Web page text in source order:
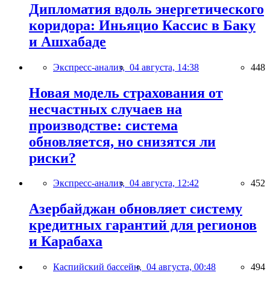
Дипломатия вдоль энергетического
коридора: Иньяцио Кассис в Баку
и Ашхабаде
Экспресс-анализ, 04 августа, 14:38 448
Новая модель страхования от
несчастных случаев на
производстве: система
обновляется, но снизятся ли
риски?
Экспресс-анализ, 04 августа, 12:42 452
Азербайджан обновляет систему
кредитных гарантий для регионов
и Карабаха
Каспийский бассейн, 04 августа, 00:48 494